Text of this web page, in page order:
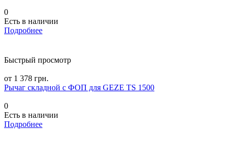
0
Есть в наличии
Подробнее
Быстрый просмотр
от 1 378 грн.
Рычаг складной c ФОП для GEZE TS 1500
0
Есть в наличии
Подробнее